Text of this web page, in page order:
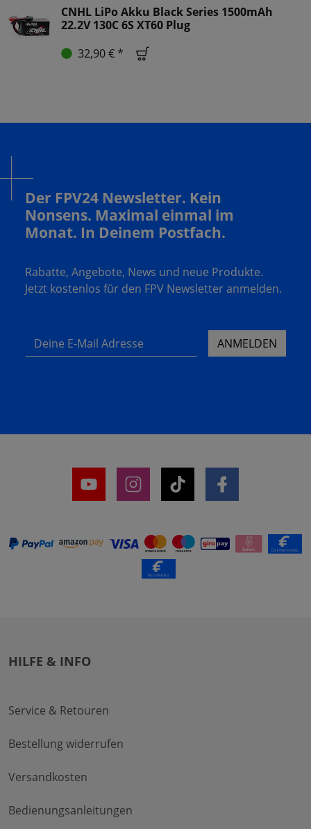
CNHL LiPo Akku Black Series 1500mAh
22.2V 130C 6S XT60 Plug
32,90 € *
Der FPV24 Newsletter. Kein
Nonsens. Maximal einmal im
Monat. In Deinem Postfach.
Rabatte, Angebote, News und neue Produkte.
Jetzt kostenlos für den FPV Newsletter anmelden.
Deine E-Mail Adresse ANMELDEN
HILFE & INFO
Service & Retouren
Bestellung widerrufen
Versandkosten
Bedienungsanleitungen